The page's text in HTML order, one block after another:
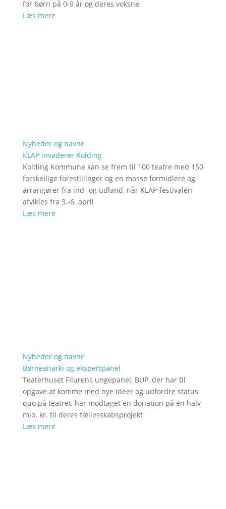
for børn på 0-9 år og deres voksne
Læs mere
Nyheder og navne
KLAP invaderer Kolding
Kolding Kommune kan se frem til 100 teatre med 150
forskellige forestillinger og en masse formidlere og
arrangører fra ind- og udland, når KLAP-festivalen
afvikles fra 3.-6. april
Læs mere
Nyheder og navne
Børneanarki og ekspertpanel
Teaterhuset Filurens ungepanel, BUP, der har til
opgave at komme med nye ideer og udfordre status
quo på teatret, har modtaget en donation på en halv
mio. kr. til deres fællesskabsprojekt
Læs mere